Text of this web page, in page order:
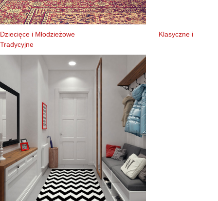
Dziecięce i Młodzieżowe
Klasyczne i
Tradycyjne